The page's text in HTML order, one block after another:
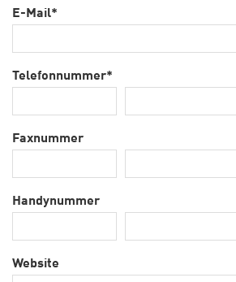
E-Mail*
Telefonnummer*
Faxnummer
Handynummer
Website